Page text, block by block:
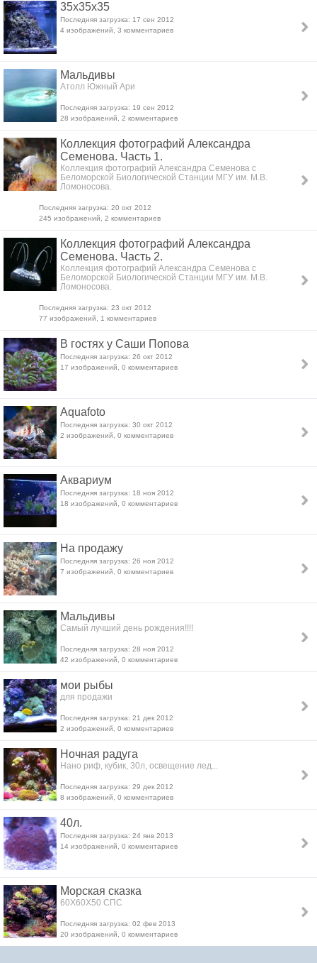
35x35x35
Последняя загрузка: 17 сен 2012
4 изображений, 3 комментариев
Мальдивы
Атолл Южный Ари
Последняя загрузка: 19 сен 2012
28 изображений, 2 комментариев
Коллекция фотографий Александра
Семенова. Часть 1.
Коллекция фотографий Александра Семенова с
Беломорской Биологической Станции МГУ им. М.В.
Ломоносова.
Последняя загрузка: 20 окт 2012
245 изображений, 2 комментариев
Коллекция фотографий Александра
Семенова. Часть 2.
Коллекция фотографий Александра Семенова с
Беломорской Биологической Станции МГУ им. М.В.
Ломоносова.
Последняя загрузка: 23 окт 2012
77 изображений, 1 комментариев
В гостях у Саши Попова
Последняя загрузка: 26 окт 2012
17 изображений, 0 комментариев
Aquafoto
Последняя загрузка: 30 окт 2012
2 изображений, 0 комментариев
Аквариум
Последняя загрузка: 18 ноя 2012
18 изображений, 0 комментариев
На продажу
Последняя загрузка: 26 ноя 2012
7 изображений, 0 комментариев
Мальдивы
Самый лучший день рождения!!!!
Последняя загрузка: 28 ноя 2012
42 изображений, 0 комментариев
мои рыбы
для продажи
Последняя загрузка: 21 дек 2012
2 изображений, 0 комментариев
Ночная радуга
Нано риф, кубик, 30л, освещение лед...
Последняя загрузка: 29 дек 2012
8 изображений, 0 комментариев
40л.
Последняя загрузка: 24 янв 2013
14 изображений, 0 комментариев
Морская сказка
60Х60Х50 СПС
Последняя загрузка: 02 фев 2013
20 изображений, 0 комментариев